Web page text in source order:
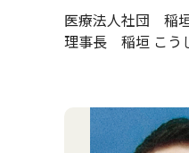
医療法人社団 稲
理事長 稲垣 こう